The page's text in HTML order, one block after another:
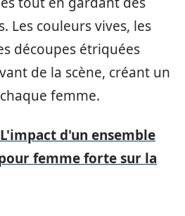
Les couleurs vives, les
découpes étriquées
de la scène, créant un
femme.
L'impact d'un ensemble
femme forte sur la